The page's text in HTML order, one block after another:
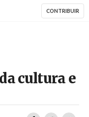
CONTRIBUIR
cultura e